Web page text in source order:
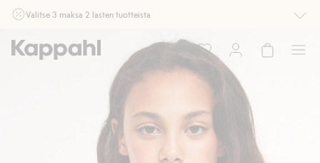
Valitse 3 maksa 2 lasten tuotteista
myymälässä ja verkossa. Ei voi yhdistää muihin alennuksiin tai tarjouksiin.
Osta nyt